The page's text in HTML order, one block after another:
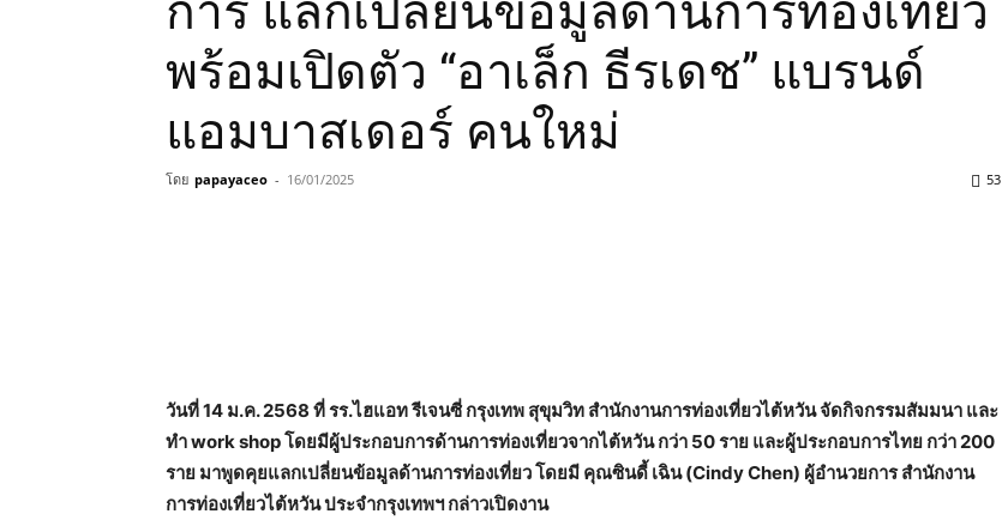
การ แลกเปลี่ยนข้อมูลด้านการท่องเที่ยว
พร้อมเปิดตัว “อาเล็ก ธีรเดช” แบรนด์
แอมบาสเดอร์ คนใหม่
โดย papayaceo - 16/01/2025 53
วันที่ 14 ม.ค. 2568 ที่ รร.ไฮแอท รีเจนซี่ กรุงเทพ สุขุมวิท สํานักงานการท่องเที่ยวไต้หวัน จัดกิจกรรมสัมมนา และ
ทำ work shop โดยมีผู้ประกอบการด้านการท่องเที่ยวจากไต้หวัน กว่า 50 ราย และผู้ประกอบการไทย กว่า 200
ราย มาพูดคุยแลกเปลี่ยนข้อมูลด้านการท่องเที่ยว โดยมี คุณซินดี้ เฉิน (Cindy Chen) ผู้อำนวยการ สำนักงาน
การท่องเที่ยวไต้หวัน ประจำกรุงเทพฯ กล่าวเปิดงาน